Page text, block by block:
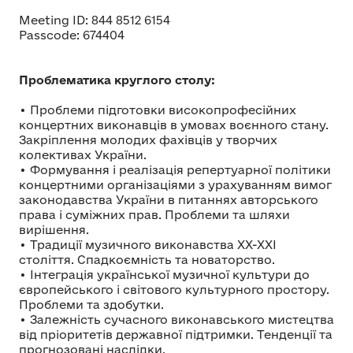
Meeting ID: 844 8512 6154
Passcode: 674404
Проблематика круглого столу:
• Проблеми підготовки високопрофесійних
концертних виконавців в умовах воєнного стану.
Закріплення молодих фахівців у творчих
колективах України.
• Формування і реалізація репертуарної політики
концертними організаціями з урахуванням вимог
законодавства України в питаннях авторського
права і суміжних прав. Проблеми та шляхи
вирішення.
• Традиції музичного виконавства XX-XXI
століття. Спадкоємність та новаторство.
• Інтеграція української музичної культури до
європейського і світового культурного простору.
Проблеми та здобутки.
• Залежність сучасного виконавського мистецтва
від пріоритетів державної підтримки. Тенденції та
прогнозовані наслідки.